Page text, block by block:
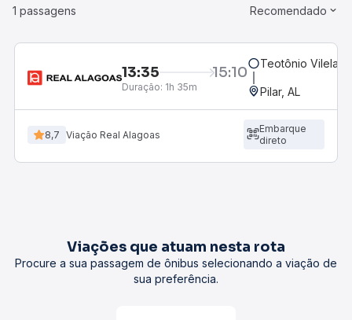
1 passagens Recomendado
13:35 15:10
Duração: 1h 35m
Teotônio Vilela,
Pilar, AL
8,7 Viação Real Alagoas
Embarque
direto
Viações que atuam nesta rota
Procure a sua passagem de ônibus selecionando a viação de
sua preferência.